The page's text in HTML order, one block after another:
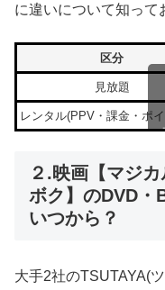
に違いについて知って
区分
見放題
レンタル(PPV・課金・ポ
２.映画【マジ
ボク】のDVD・
いつから？
大手2社のTSUTAYA(